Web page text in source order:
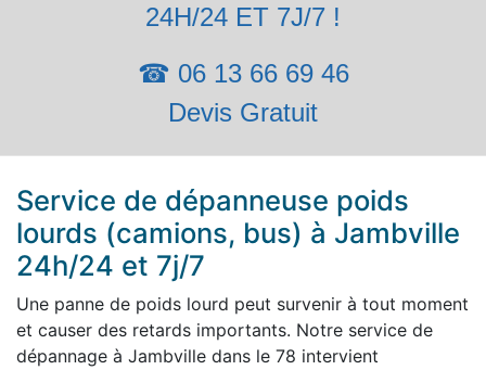
24H/24 ET 7J/7 !
☎ 06 13 66 69 46
Devis Gratuit
Service de dépanneuse poids
lourds (camions, bus) à Jambville
24h/24 et 7j/7
Une panne de poids lourd peut survenir à tout moment
et causer des retards importants. Notre service de
dépannage à Jambville dans le 78 intervient